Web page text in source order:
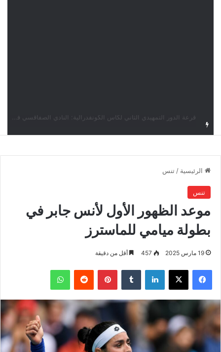
الرئيسية / تنس
تنس
موعد الظهور الأول لأنس جابر في
بطولة ميامي للماسترز
19 مارس 2025 457 أقل من دقيقة
فيسبوك ‫X لينكدإن بينتيريست واتساب